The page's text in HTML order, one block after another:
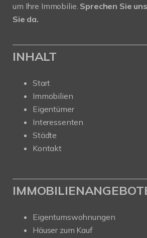
um Ihre Immobilie. Sprechen Sie
Sie da.
INHALT
Start
Immobilien
Eigentümer
Interessenten
Städte
Kontakt
Eigentumswohnungen
Häuser zum Kauf